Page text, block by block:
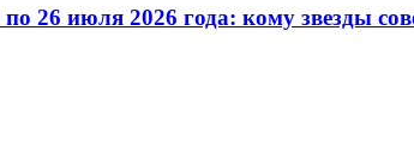
26 июля 2026 года: кому звезды